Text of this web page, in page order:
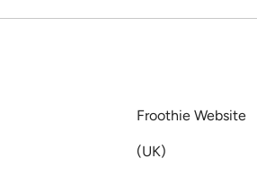
Froothie Website
(UK)